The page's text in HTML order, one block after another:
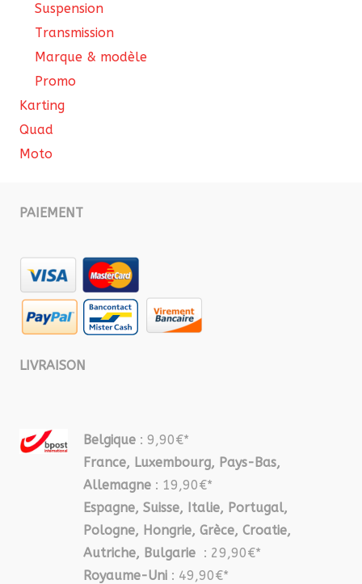
Suspension
Transmission
Marque & modèle
Promo
Karting
Quad
Moto
PAIEMENT
LIVRAISON
Belgique : 9,90€*
France, Luxembourg, Pays-Bas,
Allemagne : 19,90€*
Espagne, Suisse, Italie, Portugal,
Pologne, Hongrie, Grèce, Croatie,
Autriche, Bulgarie : 29,90€*
Royaume-Uni : 49,90€*